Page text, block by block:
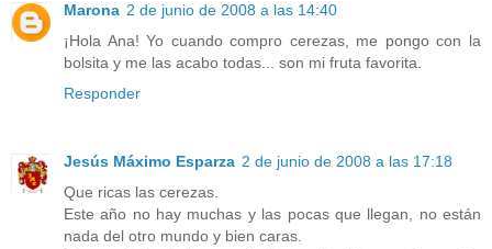
Marona 2 de junio de 2008 a las 14:40
¡Hola Ana! Yo cuando compro cerezas, me pongo con la
bolsita y me las acabo todas... son mi fruta favorita.
Responder
Jesús Máximo Esparza 2 de junio de 2008 a las 17:18
Que ricas las cerezas.
Este año no hay muchas y las pocas que llegan, no están
nada del otro mundo y bien caras.